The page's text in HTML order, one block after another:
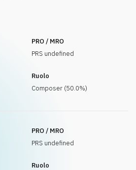
PRO / MRO
PRS undefined
Ruolo
Composer (50.0%)
PRO / MRO
PRS undefined
Ruolo